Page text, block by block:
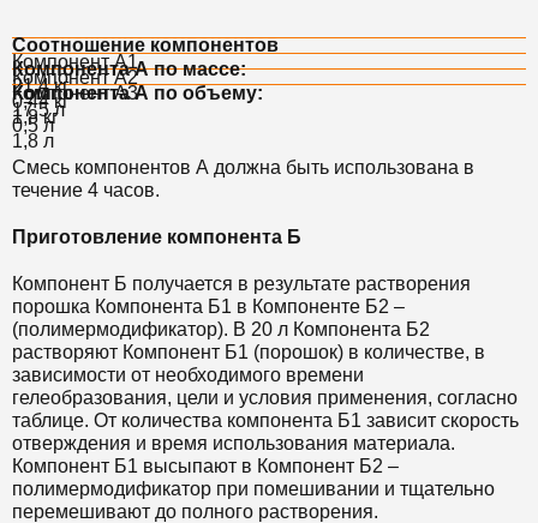
Соотношение компонентов
Компонента А по массе:
Компонента А по объему:
Компонент А1
21,4 кг
17,5 л
Компонент А2
0,44 кг
0,5 л
Компонент А3
1,8 кг
1,8 л
Смесь компонентов А должна быть использована в
течение 4 часов.
Приготовление компонента Б
Компонент Б получается в результате растворения
порошка Компонента Б1 в Компоненте Б2 –
(полимермодификатор). В 20 л Компонента Б2
растворяют Компонент Б1 (порошок) в количестве, в
зависимости от необходимого времени
гелеобразования, цели и условия применения, согласно
таблице. От количества компонента Б1 зависит скорость
отверждения и время использования материала.
Компонент Б1 высыпают в Компонент Б2 –
полимермодификатор при помешивании и тщательно
перемешивают до полного растворения.